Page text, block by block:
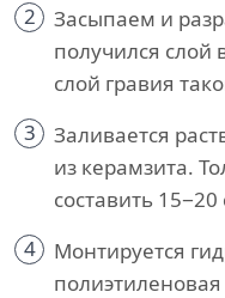
2
Засыпаем и
получился слой
слой гравия
3
Заливается
из керамзита.
составить
4
Монтируется